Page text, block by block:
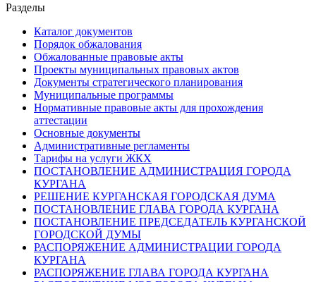
Разделы
Каталог документов
Порядок обжалования
Обжалованные правовые акты
Проекты муниципальных правовых актов
Документы стратегического планирования
Муниципальные программы
Нормативные правовые акты для прохождения
аттестации
Основные документы
Административные регламенты
Тарифы на услуги ЖКХ
ПОСТАНОВЛЕНИЕ АДМИНИСТРАЦИЯ ГОРОДА
КУРГАНА
РЕШЕНИЕ КУРГАНСКАЯ ГОРОДСКАЯ ДУМА
ПОСТАНОВЛЕНИЕ ГЛАВА ГОРОДА КУРГАНА
ПОСТАНОВЛЕНИЕ ПРЕДСЕДАТЕЛЬ КУРГАНСКОЙ
ГОРОДСКОЙ ДУМЫ
РАСПОРЯЖЕНИЕ АДМИНИСТРАЦИИ ГОРОДА
КУРГАНА
РАСПОРЯЖЕНИЕ ГЛАВА ГОРОДА КУРГАНА